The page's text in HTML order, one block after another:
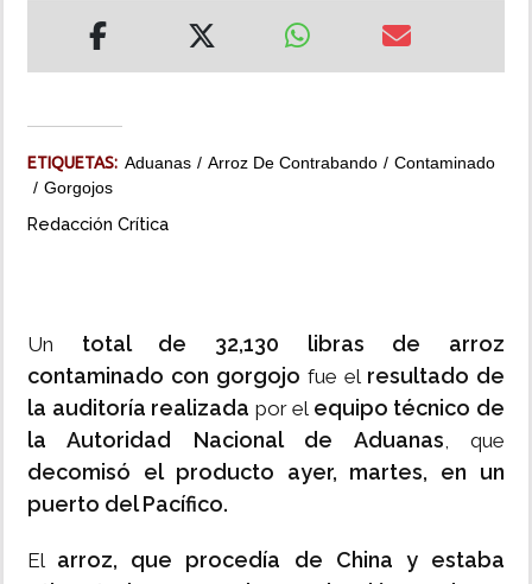
ETIQUETAS: Aduanas Arroz De Contrabando
Contaminado
Gorgojos
Redacción Crítica
Un total de 32,130 libras de arroz
contaminado con gorgojo fue el resultado de
la auditoría realizada por el equipo técnico de
la Autoridad Nacional de Aduanas, que
decomisó el producto ayer, martes, en un
puerto del Pacífico.
El arroz, que procedía de China y estaba